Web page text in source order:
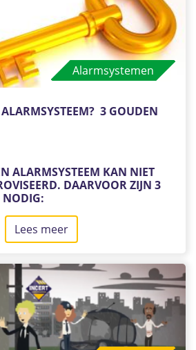
strenge
normen
van
de
INCERT-
versus3 GOUDEN
ALARMSYSTEEM KAN NIET
DAARVOOR ZIJN 3
NODIG:
u
oplossingen
enkele richtlijnen die u hopelijk
keuze.
Alarmsystemen
Lees meer
Hoe
kiest
een
alarmsysteem?
3
gouden